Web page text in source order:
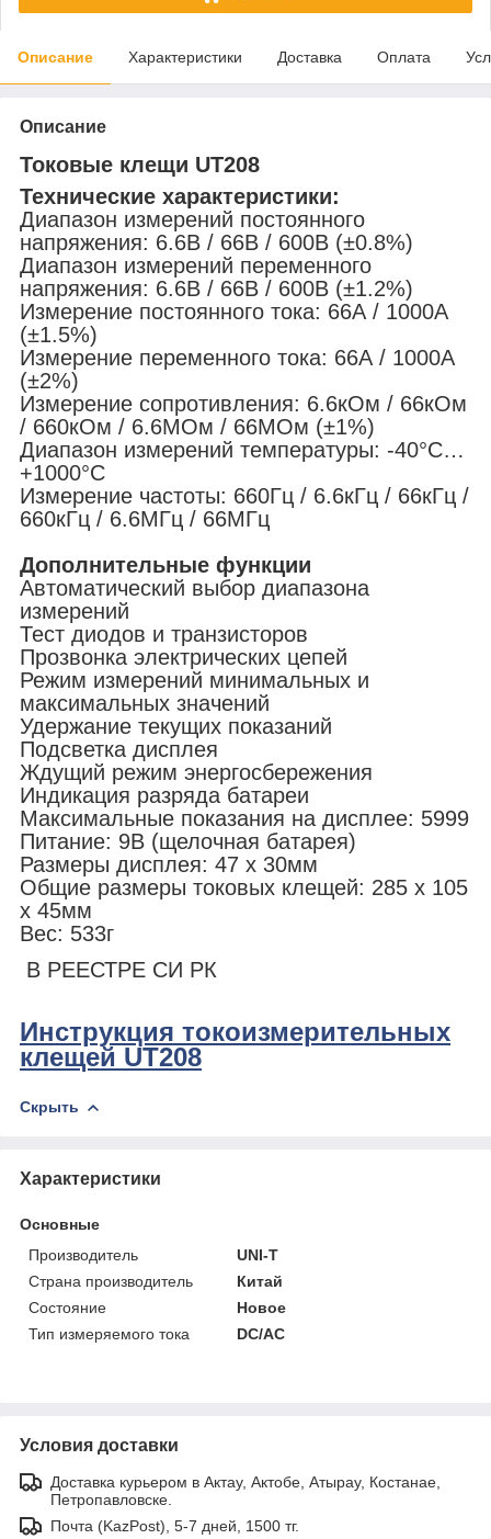
Описание Характеристики Доставка Оплата
Описание
Токовые клещи UT208
Технические характеристики:
Диапазон измерений постоянного
напряжения: 6.6В / 66В / 600В (±0.8%)
Диапазон измерений переменного
напряжения: 6.6В / 66В / 600В (±1.2%)
Измерение постоянного тока: 66А / 1000А
(±1.5%)
Измерение переменного тока: 66А / 1000А
(±2%)
Измерение сопротивления: 6.6кОм / 66кОм
/ 660кОм / 6.6МОм / 66МОм (±1%)
Диапазон измерений температуры: -40°С…
+1000°С
Измерение частоты: 660Гц / 6.6кГц / 66кГц /
660кГц / 6.6МГц / 66МГц
Дополнительные функции
Автоматический выбор диапазона
измерений
Тест диодов и транзисторов
Прозвонка электрических цепей
Режим измерений минимальных и
максимальных значений
Удержание текущих показаний
Подсветка дисплея
Ждущий режим энергосбережения
Индикация разряда батареи
Максимальные показания на дисплее: 5999
Питание: 9В (щелочная батарея)
Размеры дисплея: 47 х 30мм
Общие размеры токовых клещей: 285 х 105
х 45мм
Вес: 533г
В РЕЕСТРЕ СИ РК
Инструкция токоизмерительных
клещей UT208
Скрыть
Характеристики
Основные
Производитель
UNI-T
Страна производитель
Китай
Состояние
Новое
Тип измеряемого тока
DC/AC
Условия доставки
Доставка курьером в Актау, Актобе, Атырау, Костанае,
Петропавловске.
Почта (KazPost), 5-7 дней, 1500 тг.